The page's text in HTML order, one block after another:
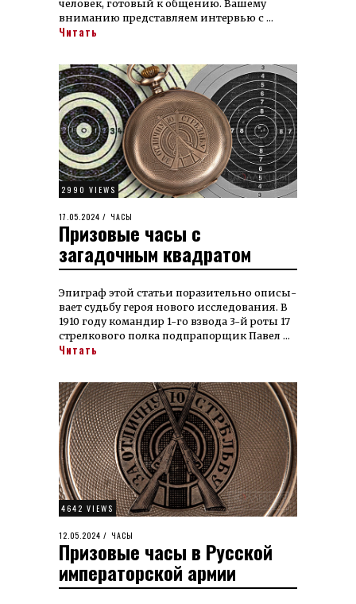
человек, готовый к общению. Ва­шему
вниманию представляем ин­тервью с …
Читать
2990 VIEWS
POSTED
ON
17.05.2024 29.05.2024
ЧАСЫ
Призовые часы с
загадочным квадратом
Эпиграф этой статьи поразительно опи­сы­
вает судь­бу ге­роя но­во­го ис­сле­до­ва­ния. В
1910 го­ду ко­ман­дир 1-го взво­да 3-й роты 17
стрел­ко­вого пол­ка под­прапор­щик Павел …
Читать
4642 VIEWS
POSTED
ON
12.05.2024 15.05.2024
ЧАСЫ
Призовые часы в Русской
императорской армии